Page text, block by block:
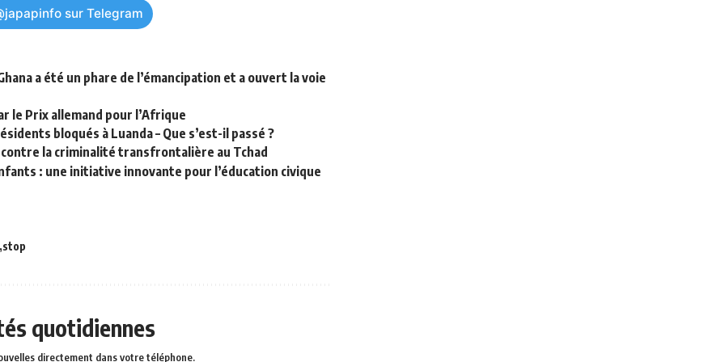
sur Telegram
a été un phare de l’émancipation et a ouvert la voie
le Prix allemand pour l’Afrique
bloqués à Luanda – Que s’est-il passé ?
la criminalité transfrontalière au Tchad
: une initiative innovante pour l’éducation civique
stop
quotidiennes
directement dans votre téléphone.